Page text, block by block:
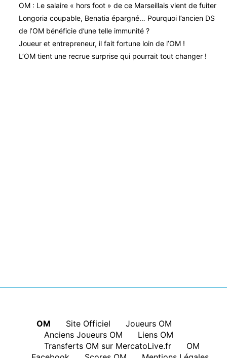
OM : Le salaire « hors foot » de ce Marseillais vient de fuiter
Longoria coupable, Benatia épargné… Pourquoi l’ancien DS
de l’OM bénéficie d’une telle immunité ?
Joueur et entrepreneur, il fait fortune loin de l’OM !
L’OM tient une recrue surprise qui pourrait tout changer !
OM Site Officiel
Joueurs OM
Anciens Joueurs OM
Liens OM
Transferts OM sur MercatoLive.fr
OM